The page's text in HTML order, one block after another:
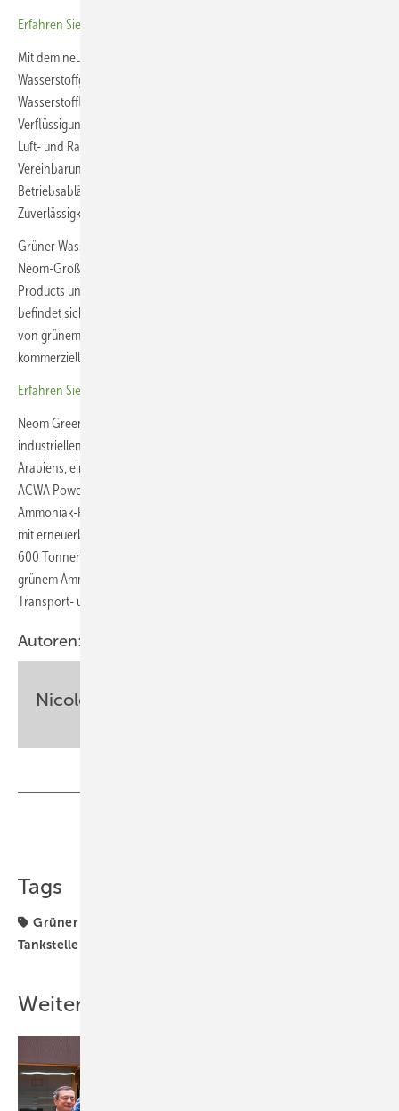
Erfahren Sie mehr über die europäische Förderung von Wasserstoff
Mit dem neuen Vertrag unterstreicht Air Products seine Ambitionen im
Wasserstoffgeschäft. Das Unternehmen zählt zu den weltweit größten
Wasserstofflieferanten und investiert seit Jahren in Produktions-,
Verflüssigungs- und Logistiklösungen für Industrie, Mobilität sowie
Luft- und Raumfahrt. Für die Ariane-Group wiederum ist die
Vereinbarung ein weiterer Schritt hin zu emissionsärmeren
Betriebsabläufen, ohne Kompromisse bei Sicherheit und
Zuverlässigkeit einzugehen.
Grüner Wasserstoff ist bei Air Products ebenfalls in der Mache. Das
Neom-Großprojekt zur Erzeugung von grünem Wasserstoff von Air
Products und seinen Partnern ist noch nicht vollständig umgesetzt,
befindet sich aber in der finalen Bauphase. Die Anlage zur Produktion
von grünem Ammoniak steht kurz vor der Fertigstellung und die
kommerzielle Produktion soll voraussichtlich Ende 2026 anlaufen.
Erfahren Sie mehr über Hydrogen-Valley Bremen
Neom Green Hydrogen Company (NGHC) in Oxagon, der
industriellen Innovations- und Hafenstadt im Nordwesten Saudi-
Arabiens, ein gleichberechtigtes Produktions-Joint-Venture von
ACWA Power, Air Products und Neom, errichtet die weltweit größte
Ammoniak-Produktionsanlage auf Basis von grünem Wasserstoff, die
mit erneuerbaren Energien betrieben wird. Die Anlage soll bis zu
600 Tonnen kohlenstofffreien Wasserstoff pro Tag in Form von
grünem Ammoniak als kostengünstige Lösung für den weltweiten
Transport- und Industriesektor produzieren.
Autoren:
Nicole Weinhold
Tags
Grüner Wasserstoff
Tankstelle
Weitere Inhalte